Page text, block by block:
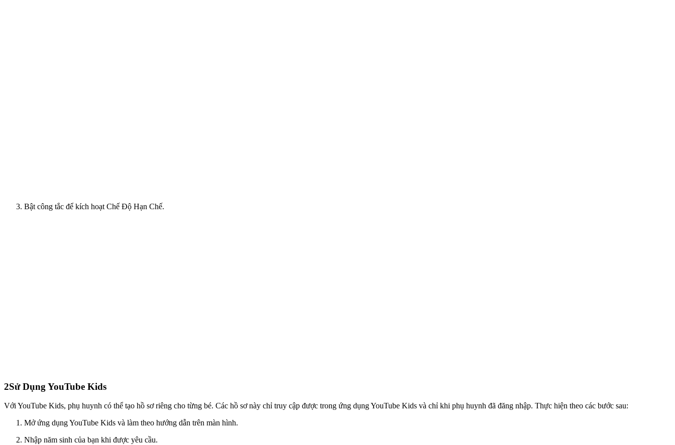
Bật công tắc để kích hoạt Chế Độ Hạn Chế.
2Sử Dụng YouTube Kids
Với YouTube Kids, phụ huynh có thể tạo hồ sơ riêng cho từng bé. Các hồ sơ này chỉ truy cập được trong ứng dụng YouTube Kids và chỉ khi phụ huynh đã đăng nhập. Thực hiện theo các bước sau:
Mở ứng dụng YouTube Kids và làm theo hướng dẫn trên màn hình.
Nhập năm sinh của bạn khi được yêu cầu.